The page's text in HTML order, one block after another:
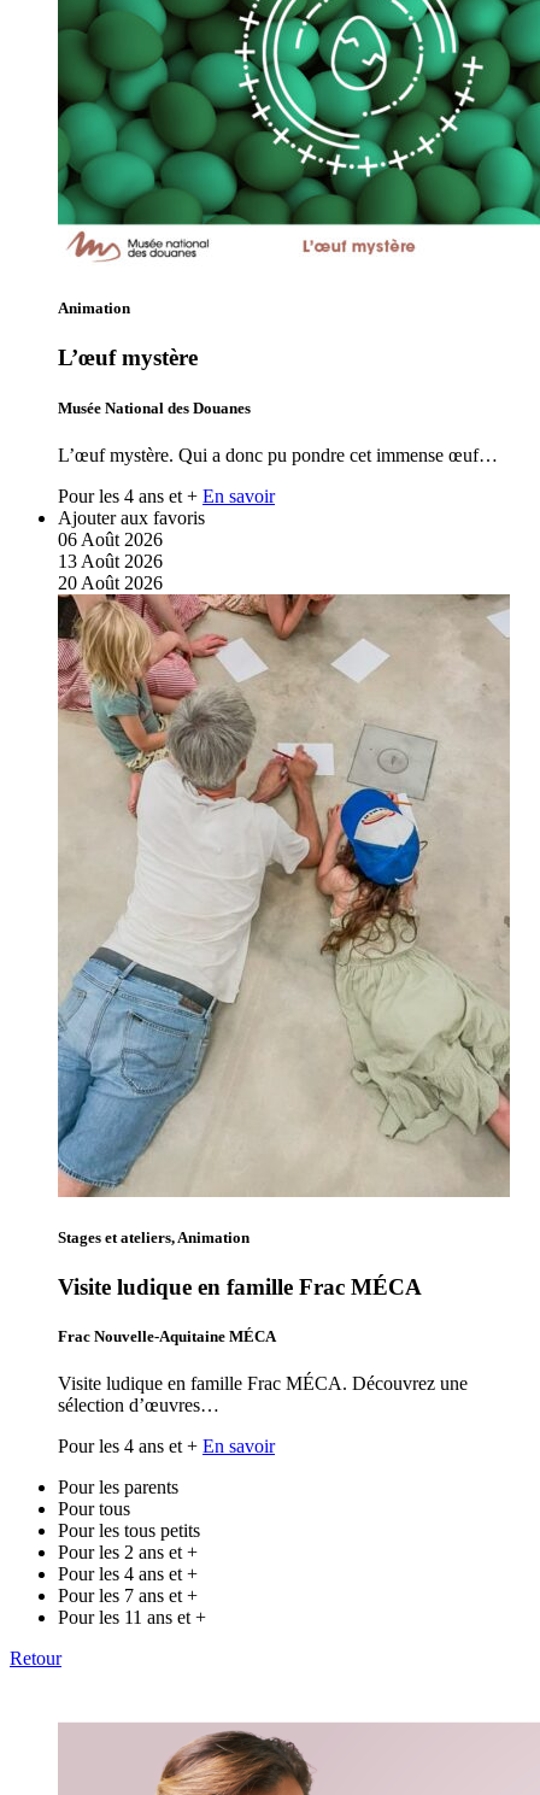
Animation
L’œuf mystère
Musée National des Douanes
L’œuf mystère. Qui a donc pu pondre cet immense œuf…
Pour les 4 ans et + En savoir
Ajouter aux favoris
06 Août 2026
13 Août 2026
20 Août 2026
Stages et ateliers, Animation
Visite ludique en famille Frac MÉCA
Frac Nouvelle-Aquitaine MÉCA
Visite ludique en famille Frac MÉCA. Découvrez une
sélection d’œuvres…
Pour les 4 ans et + En savoir
Pour les parents
Pour tous
Pour les tous petits
Pour les 2 ans et +
Pour les 4 ans et +
Pour les 7 ans et +
Pour les 11 ans et +
Retour